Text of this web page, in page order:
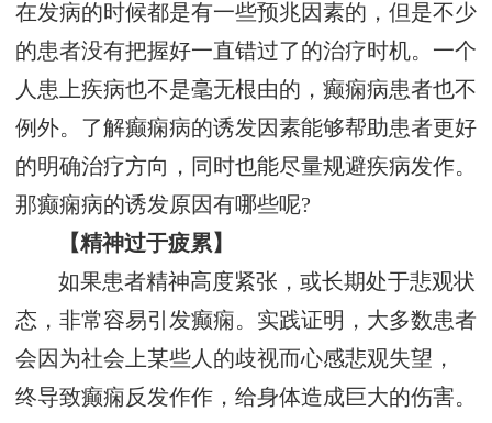
在发病的时候都是有一些预兆因素的，但是不少
的患者没有把握好一直错过了的治疗时机。一个
人患上疾病也不是毫无根由的，癫痫病患者也不
例外。了解癫痫病的诱发因素能够帮助患者更好
的明确治疗方向，同时也能尽量规避疾病发作。
那癫痫病的诱发原因有哪些呢?
【精神过于疲累】
如果患者精神高度紧张，或长期处于悲观状
态，非常容易引发癫痫。实践证明，大多数患者
会因为社会上某些人的歧视而心感悲观失望，
终导致癫痫反发作作，给身体造成巨大的伤害。